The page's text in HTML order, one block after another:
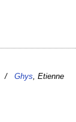
/Ghys, Etienne